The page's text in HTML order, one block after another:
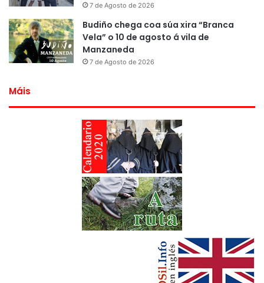
7 de Agosto de 2026
Budiño chega coa súa xira “Branca
Vela” o 10 de agosto á vila de
Manzaneda
7 de Agosto de 2026
Máis